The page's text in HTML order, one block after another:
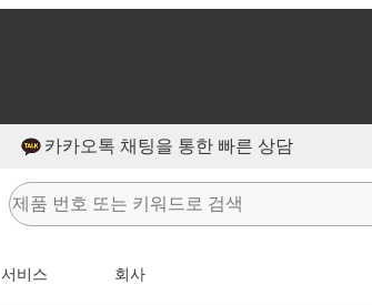
카카오톡 채팅을 통한 빠른 상담
서비스 회사